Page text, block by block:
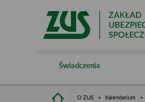
Świadczenia
O ZUS Kalendarium